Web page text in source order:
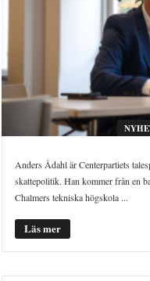
Anders Ådahl är Centerpartiets
skattepolitik. Han kommer från en
Chalmers tekniska högskola ...
Läs mer